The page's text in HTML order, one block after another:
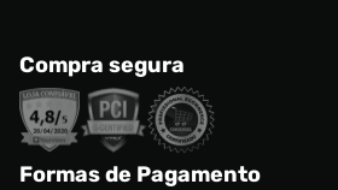
Compra segura
Formas de Pagamento